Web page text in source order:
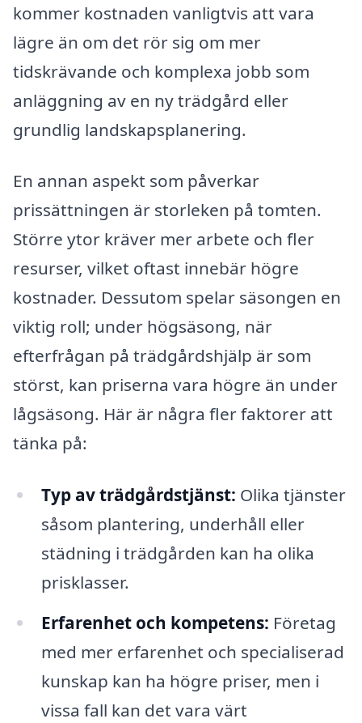
kommer kostnaden vanligtvis att vara
lägre än om det rör sig om mer
tidskrävande och komplexa jobb som
anläggning av en ny trädgård eller
grundlig landskapsplanering.
En annan aspekt som påverkar
prissättningen är storleken på tomten.
Större ytor kräver mer arbete och fler
resurser, vilket oftast innebär högre
kostnader. Dessutom spelar säsongen en
viktig roll; under högsäsong, när
efterfrågan på trädgårdshjälp är som
störst, kan priserna vara högre än under
lågsäsong. Här är några fler faktorer att
tänka på:
Typ av trädgårdstjänst: Olika tjänster
såsom plantering, underhåll eller
städning i trädgården kan ha olika
prisklasser.
Erfarenhet och kompetens: Företag
med mer erfarenhet och specialiserad
kunskap kan ha högre priser, men i
vissa fall kan det vara värt